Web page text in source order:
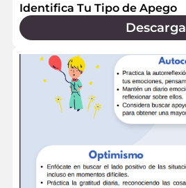
Identifica Tu Tipo de Apego
Descarga